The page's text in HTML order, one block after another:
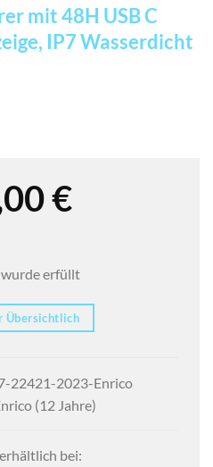
mit 48H USB C
IP7 Wasserdicht
€
erfüllt
Übersichtlich
22421-2023-Enrico
(12 Jahre)
bei: